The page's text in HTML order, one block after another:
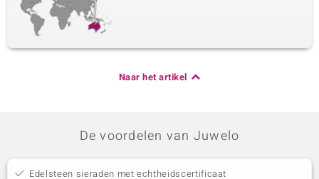
Naar het artikel
De voordelen van Juwelo
Edelsteen sieraden met echtheidscertificaat